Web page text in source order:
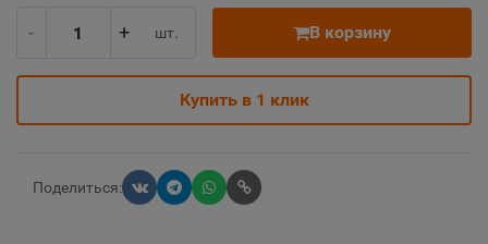
- + шт. В корзину
Купить в 1 клик
Поделиться: